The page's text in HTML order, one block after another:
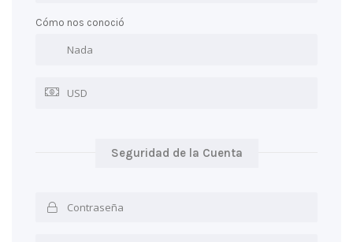
Cómo nos conoció
Seguridad de la Cuenta